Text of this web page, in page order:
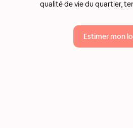
qualité de vie du quartier,
Estimer mon